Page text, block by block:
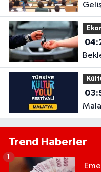
Trend Haberler
1